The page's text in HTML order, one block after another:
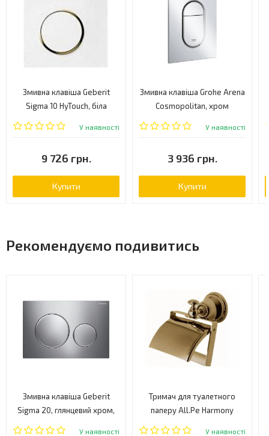
Змивна клавіша Geberit
Sigma 10 HyTouch, біла
(116.015.KK.1)
У наявності
9 726 грн.
Купити
Змивна клавіша Grohe Arena
Cosmopolitan, хром
(37624000)
У наявності
3 936 грн.
Купити
Рекомендуємо подивитись
Змивна клавіша Geberit
Sigma 20, глянцевий хром,
матовий хром (115.882.KH.1)
У наявності
Тримач для туалетного
паперу All.Pe Harmony
(HA219-VCOT)
У наявності